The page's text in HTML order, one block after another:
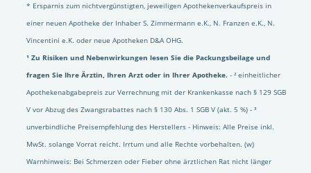
* Ersparnis zum nichtvergünstigten, jeweiligen Apothekenverkaufspreis in
einer neuen Apotheke der Inhaber S. Zimmermann e.K., N. Franzen e.K., N.
Vincentini e.K. oder neue Apotheken D&A OHG.
¹ Zu Risiken und Nebenwirkungen lesen Sie die Packungsbeilage und
fragen Sie Ihre Ärztin, Ihren Arzt oder in Ihrer Apotheke. - ² einheitlicher
Apothekenabgabepreis zur Verrechnung mit der Krankenkasse nach § 129 SGB
V vor Abzug des Zwangsrabattes nach § 130 Abs. 1 SGB V (akt. 5 %) - ³
unverbindliche Preisempfehlung des Herstellers - Hinweis: Alle Preise inkl.
MwSt. solange Vorrat reicht. Irrtum und alle Rechte vorbehalten. (w)
Warnhinweis: Bei Schmerzen oder Fieber ohne ärztlichen Rat nicht länger